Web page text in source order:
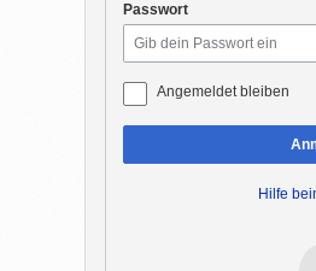
Passwort
Angemeldet bleiben
Hilfe